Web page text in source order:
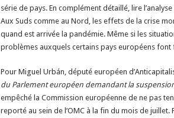
série de pays. En complément détaillé, lire
Aux Suds comme au Nord, les effets de la crise
quand est arrivée la pandémie. Même si les
problèmes auxquels certains pays européens font
Pour Miguel Urbán, député européen
du Parlement européen demandant la
empêché la Commission européenne de ne pas
reporté au sein de l’OMC à la fin du mois de